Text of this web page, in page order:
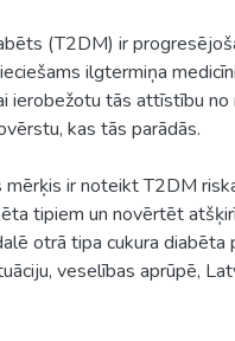
(T2DM) ir
ilgtermiņa
ierobežotu tās attīstību no
kas tās parādās.
mērķis ir noteikt T2DM
tipiem un novērtēt
otrā tipa cukura diabēta
veselības aprūpē,